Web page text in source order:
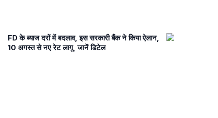
FD के ब्याज दरों में बदलाव, इस सरकारी बैंक ने किया ऐलान,
10 अगस्त से नए रेट लागू, जानें डिटेल